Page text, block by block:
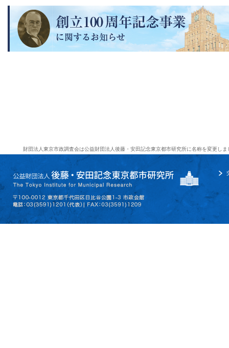
財団法人東京市政調査会は公益財団法人後藤・安田記念東京都市研究所に名称を変更しま